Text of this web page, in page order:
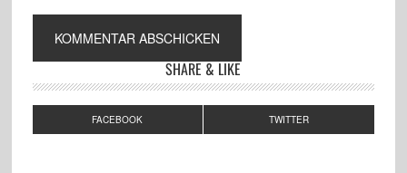
SHARE & LIKE
FACEBOOK TWITTER